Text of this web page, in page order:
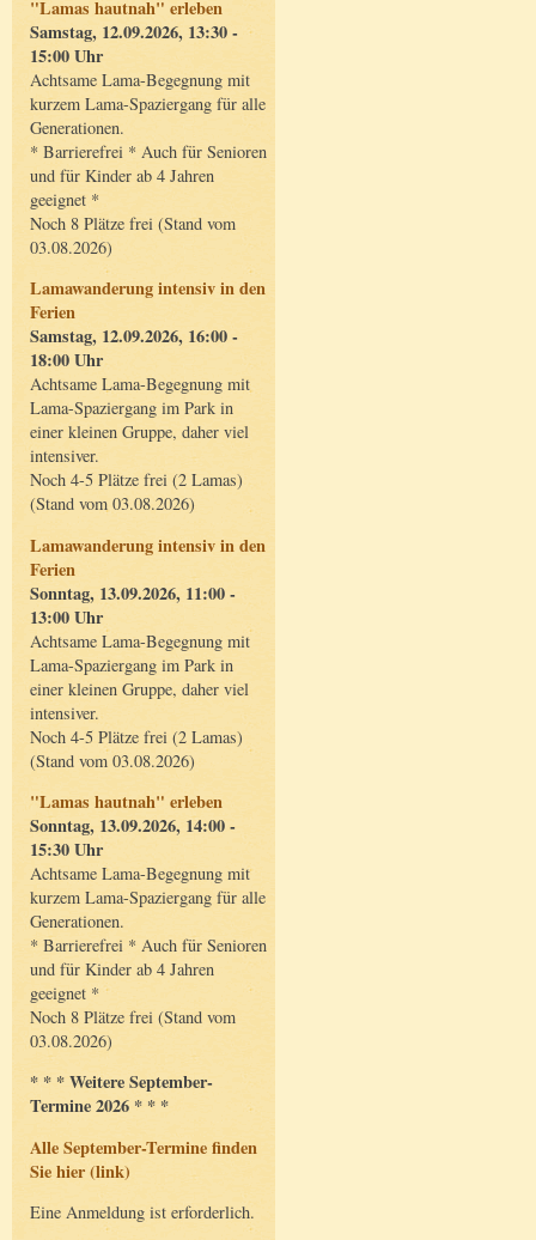
"Lamas hautnah" erleben
Samstag, 12.09.2026, 13:30 -
15:00 Uhr
Achtsame Lama-Begegnung mit
kurzem Lama-Spaziergang für alle
Generationen.
* Barrierefrei * Auch für Senioren
und für Kinder ab 4 Jahren
geeignet *
Noch 8 Plätze frei (Stand vom
03.08.2026)
Lamawanderung intensiv in den
Ferien
Samstag, 12.09.2026, 16:00 -
18:00 Uhr
Achtsame Lama-Begegnung mit
Lama-Spaziergang im Park in
einer kleinen Gruppe, daher viel
intensiver.
Noch 4-5 Plätze frei (2 Lamas)
(Stand vom 03.08.2026)
Lamawanderung intensiv in den
Ferien
Sonntag, 13.09.2026, 11:00 -
13:00 Uhr
Achtsame Lama-Begegnung mit
Lama-Spaziergang im Park in
einer kleinen Gruppe, daher viel
intensiver.
Noch 4-5 Plätze frei (2 Lamas)
(Stand vom 03.08.2026)
"Lamas hautnah" erleben
Sonntag, 13.09.2026, 14:00 -
15:30 Uhr
Achtsame Lama-Begegnung mit
kurzem Lama-Spaziergang für alle
Generationen.
* Barrierefrei * Auch für Senioren
und für Kinder ab 4 Jahren
geeignet *
Noch 8 Plätze frei (Stand vom
03.08.2026)
* * * Weitere September-
Termine 2026 * * *
Alle September-Termine finden
Sie hier (link)
Eine Anmeldung ist erforderlich.